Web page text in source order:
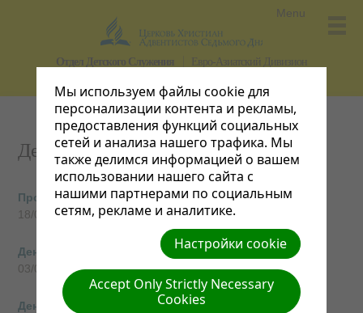
Отдел Детского Служения Евро-Азиатский Дивизион
Menu
День защиты детей
Программа к 1 июня 2015г.
18/05/2015
День молитвы о детях из группы риска_2011
03/04/2014
День молитвы о детях из группы риска_2012
Мы используем файлы cookie для
персонализации контента и рекламы,
предоставления функций социальных
сетей и анализа нашего трафика. Мы
также делимся информацией о вашем
использовании нашего сайта с
нашими партнерами по социальным
сетям, рекламе и аналитике.
Настройки cookie
Accept Only Strictly Necessary
Cookies